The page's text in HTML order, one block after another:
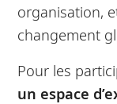
organisation,
changement
Pour les
un espace